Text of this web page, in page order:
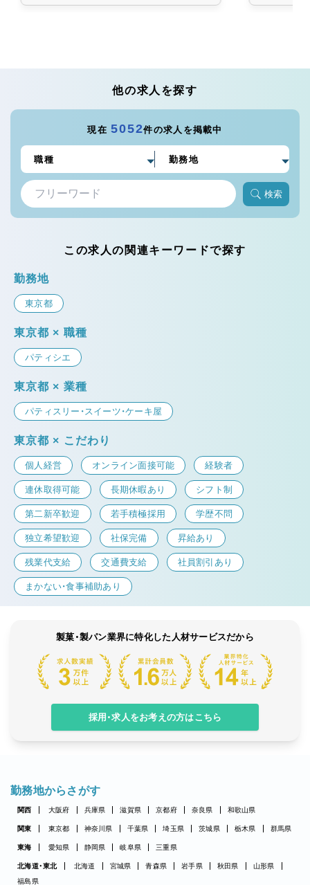
他の求人を探す
現在5052件の求人を掲載中
検索
この求人の関連キーワードで探す
勤務地
東京都
東京都 × 職種
パティシエ
東京都 × 業種
パティスリー・スイーツ・ケーキ屋
東京都 × こだわり
個人経営 オンライン面接可能 経験者
連休取得可能 長期休暇あり シフト制
第二新卒歓迎 若手積極採用 学歴不問
独立希望歓迎 社保完備 昇給あり
残業代支給 交通費支給 社員割引あり
まかない・食事補助あり
製菓・製パン業界に特化した人材サービスだから
採用・求人をお考えの方はこちら
勤務地からさがす
関西 大阪府 兵庫県 滋賀県 京都府 奈良県 和歌山県
関東 東京都 神奈川県 千葉県 埼玉県 茨城県 栃木県 群馬県
東海 愛知県 静岡県 岐阜県 三重県
北海道・東北 北海道 宮城県 青森県 岩手県 秋田県
山形県
福島県